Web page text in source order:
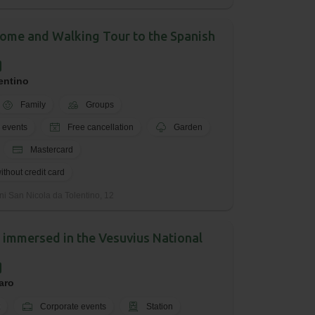
and Walking Tour to the Spanish
Family Groups
Free cancellation Garden
Mastercard
credit card
in the Vesuvius National
Corporate events Station